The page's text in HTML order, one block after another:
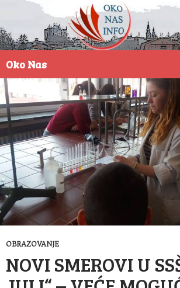
Oko Nas
NA
SADRŽAJ
OBRAZOVANJE
NOVI SMEROVI U